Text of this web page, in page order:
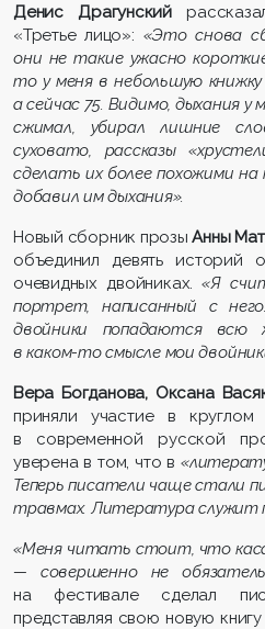
Денис Драгунский
«Третье лицо»: «Это снова
они не такие ужасно
то у меня в небольшую
а сейчас 75. Видимо, дыхания у
сжимал, убирал лишние
суховато, рассказы
сделать их более похожими
добавил им дыхания».
Новый сборник прозыАнны
объединил девять историй
очевидных двойниках.«Я
портрет, написанный с
двойники попадаются всю
в каком-то смысле мои
Вера Богданова, Оксана
приняли участие в
в современной русской
уверена в том, что в
Теперь писатели чаще стали
травмах. Литература служит
«Меня читать стоит, что
— совершенно не
на фестивале сделал
представляя свою новую